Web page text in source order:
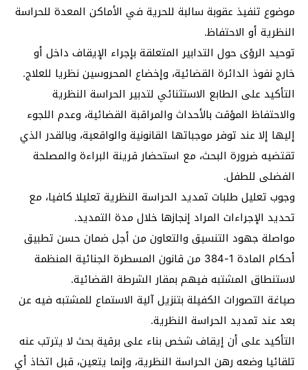
موضوع تنفيذ عقوبة سالبة للحرية في الأماكن المعدة للحراسة
النظرية أو الاحتفاظ.
توحيد الرؤى حول التدابير المتعلقة بإجراء الإيقاف داخل أو
خارج نفوذ الدائرة القضائية، وإخضاع المحروسين نظريا للعلاج.
التأكيد على الطابع الاستثنائي لتدبير الحراسة النظرية
والاحتفاظ المؤقت بالأحداث والمراقبة القضائية، وعدم اللجوء
إليها إلا عند توفر موجباتها القانونية والواقعية، وبالقدر الذي
تقتضيه ضرورة البحث، مع استحضار قرينة البراءة والمصلحة
الفضلى للطفل.
وجوب تعليل طلبات تمديد الحراسة النظرية تعليلا كافيا، مع
تحديد الإجراءات المراد إنجازها خلال مدة التمديد.
مواصلة جهود التنسيق والتعاون من أجل ضمان حسن تطبيق
أحكام المادة 1-384 من قانون المسطرة الجنائية المنظمة
لاستنطاق المشتبه فيهم بمقار الشرطة القضائية.
صياغة التصورات الكفيلة بتنزيل آلية الاستماع للمشتبه فيه عن
بعد عند تمديد الحراسة النظرية.
التأكيد على أن إيقاف شخص بناء على برقية بحث لا يترتب عنه
تلقائيا وضعه رهن الحراسة النظرية، وإنما يتعين، قبل اتخاذ أي